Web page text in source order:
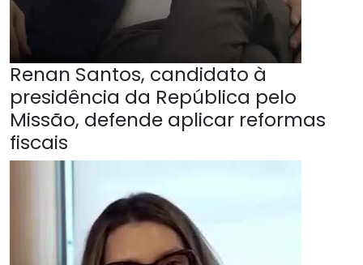
Renan Santos, candidato à
presidência da República pelo
Missão, defende aplicar reformas
fiscais